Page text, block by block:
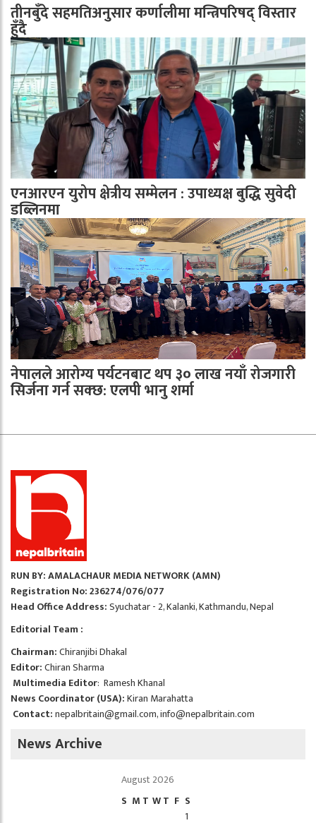
तीनबुँदे सहमतिअनुसार कर्णालीमा मन्त्रिपरिषद् विस्तार
हुँदै
एनआरएन युरोप क्षेत्रीय सम्मेलन : उपाध्यक्ष बुद्धि सुवेदी
डब्लिनमा
नेपालले आरोग्य पर्यटनबाट थप ३० लाख नयाँ रोजगारी
सिर्जना गर्न सक्छ: एलपी भानु शर्मा
RUN BY: AMALACHAUR MEDIA NETWORK (AMN)
Registration No: 236274/076/077
Head Office Address:Syuchatar - 2, Kalanki, Kathmandu, Nepal
Editorial Team :
Chairman:Chiranjibi Dhakal
Editor:Chiran Sharma
Multimedia Editor: Ramesh Khanal
News Coordinator (USA):Kiran Marahatta
Contact:nepalbritain@gmail.com,info@nepalbritain.com
News Archive
August 2026
S M T WT F S
1